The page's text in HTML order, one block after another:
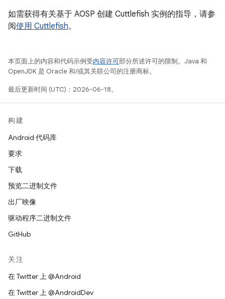
如需获得有关基于 AOSP 创建 Cuttlefish 实例的指导，请参
阅使用 Cuttlefish。
本页面上的内容和代码示例受内容许可部分所述许可的限制。Java 和
OpenJDK 是 Oracle 和/或其关联公司的注册商标。
最后更新时间 (UTC)：2026-06-18。
构建
Android 代码库
要求
下载
预览二进制文件
出厂映像
驱动程序二进制文件
GitHub
关注
在 Twitter 上 @Android
在 Twitter 上 @AndroidDev